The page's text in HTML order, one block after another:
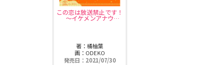
この恋は放送禁止です！
〜イケメンアナウ…
著：橘柚葉
画：ODEKO
発売日：2021/07/30